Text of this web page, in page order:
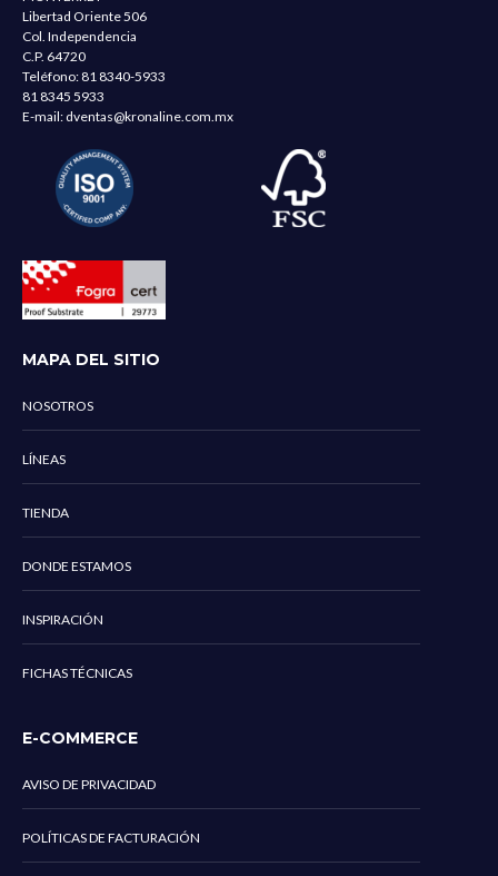
Libertad Oriente 506
Col. Independencia
C.P. 64720
Teléfono:81 8340-5933
81 8345 5933
E-mail: dventas@kronaline.com.mx
MAPA DEL SITIO
NOSOTROS
LÍNEAS
TIENDA
DONDE ESTAMOS
INSPIRACIÓN
FICHAS TÉCNICAS
E-COMMERCE
AVISO DE PRIVACIDAD
POLÍTICAS DE FACTURACIÓN